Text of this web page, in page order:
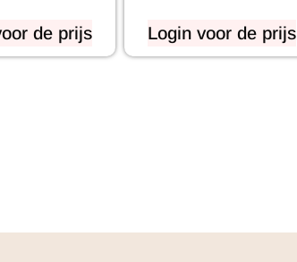
de prijs Login voor de prijs